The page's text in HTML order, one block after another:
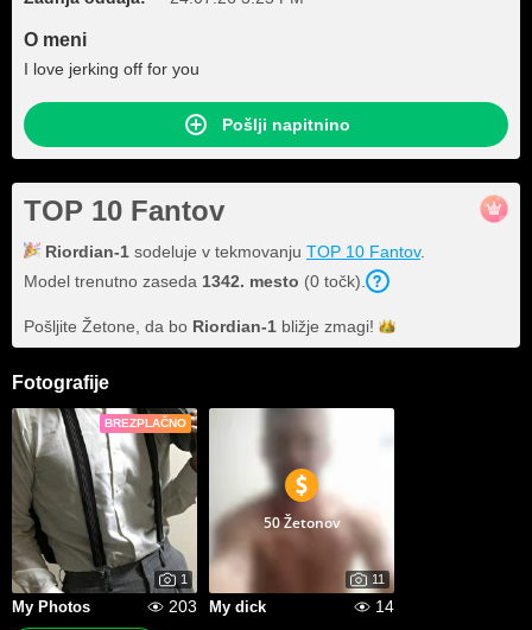
O meni
I love jerking off for you
Pošlji napitnino
TOP 10 Fantov
Riordian-1 sodeluje v tekmovanju TOP 10 Fantov.
Model trenutno zaseda 1342. mesto (0 točk).
Pošljite Žetone, da bo Riordian-1 bližje zmagi!
Fotografije
BREZPLAČNO
1
My Photos 203
50 Žetonov
11
My dick
14